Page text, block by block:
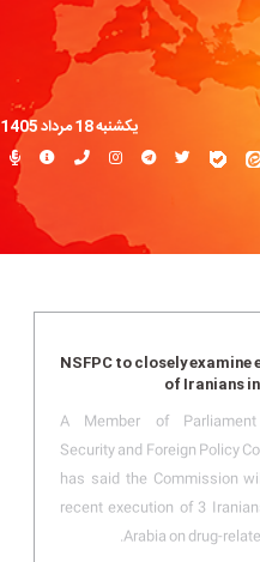
یکشنبه 18 مرداد 1405
NSFPC to closely examine
of Iranians
A Member of
Security and Foreign Policy
has said the Commission
recent execution of 3
Arabia on drug-